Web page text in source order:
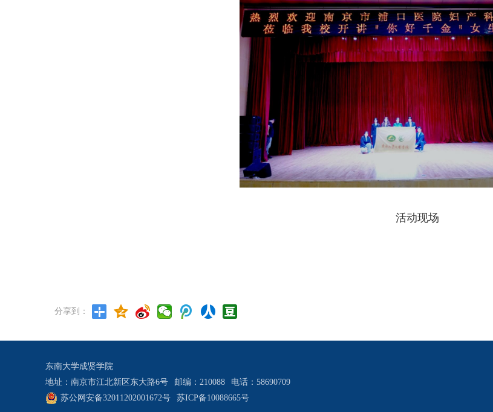
活动现场
分享到：
东南大学成贤学院
地址：南京市江北新区东大路6号
邮编：210088
电话：58690709
苏公网安备32011202001672号
苏ICP备10088665号